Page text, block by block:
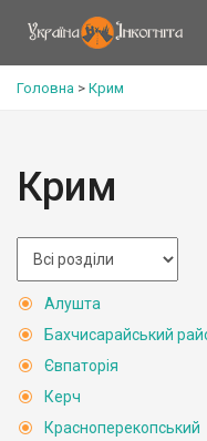
Головна > Крим
Крим
Алушта
Бахчисарайський
Євпаторія
Керч
Красноперекопський